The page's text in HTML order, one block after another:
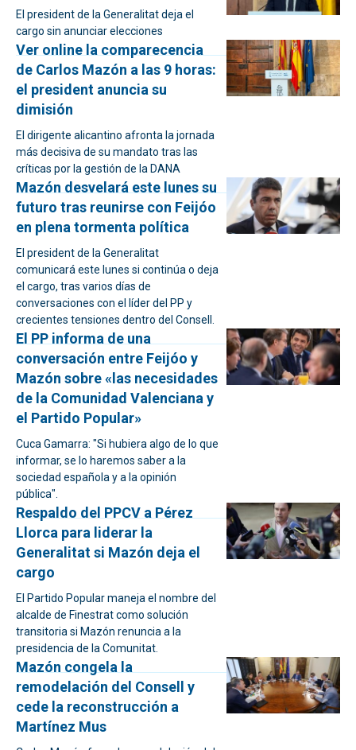
El president de la Generalitat deja el
cargo sin anunciar elecciones
Ver online la comparecencia
de Carlos Mazón a las 9 horas:
el president anuncia su
dimisión
El dirigente alicantino afronta la jornada
más decisiva de su mandato tras las
críticas por la gestión de la DANA
Mazón desvelará este lunes su
futuro tras reunirse con Feijóo
en plena tormenta política
El president de la Generalitat
comunicará este lunes si continúa o deja
el cargo, tras varios días de
conversaciones con el líder del PP y
crecientes tensiones dentro del Consell.
El PP informa de una
conversación entre Feijóo y
Mazón sobre «las necesidades
de la Comunidad Valenciana y
el Partido Popular»
Cuca Gamarra: "Si hubiera algo de lo que
informar, se lo haremos saber a la
sociedad española y a la opinión
pública".
Respaldo del PPCV a Pérez
Llorca para liderar la
Generalitat si Mazón deja el
cargo
El Partido Popular maneja el nombre del
alcalde de Finestrat como solución
transitoria si Mazón renuncia a la
presidencia de la Comunitat.
Mazón congela la
remodelación del Consell y
cede la reconstrucción a
Martínez Mus